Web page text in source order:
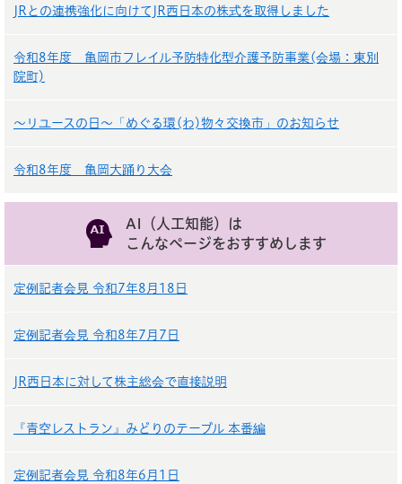
JRとの連携強化に向けてJR西日本の株式を取得しました
令和8年度 亀岡市フレイル予防特化型介護予防事業(会場：東別
院町)
～リユースの日～「めぐる環(わ)物々交換市」のお知らせ
令和8年度 亀岡大踊り大会
AI（人工知能）は
こんなページをおすすめします
定例記者会見 令和7年8月18日
定例記者会見 令和8年7月7日
JR西日本に対して株主総会で直接説明
『青空レストラン』みどりのテーブル 本番編
定例記者会見 令和8年6月1日